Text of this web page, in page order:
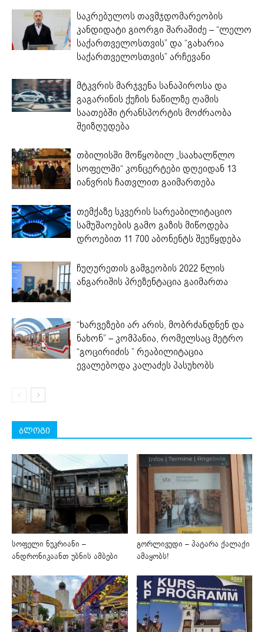
საკრებულოს თავმჯდომარეობის
კანდიდატი გიორგი შარაშიძე – “ლელო
საქართველოსთვის” და “გახარია
საქართველოსთვის” არჩევანი
მტკვრის მარჯვენა სანაპიროსა და
გაგარინის ქუჩის ნაწილზე ღამის
საათებში ტრანსპორტის მოძრაობა
შეიზღუდება
თბილისში მოწყობილ „საახალწლო
სოფელში“ კონცერტები დღეიდან 13
იანვრის ჩათვლით გაიმართება
თემქაზე სკვერის სარეაბილიტაციო
სამუშაოების გამო გაზის მიწოდება
დროებით 11 700 აბონენტს შეუწყდება
ჩუღურეთის გამგეობის 2022 წლის
ანგარიშის პრეზენტაცია გაიმართა
“ხარვეზები არ არის, მობრძანდნენ და
ნახონ” – კომპანია, რომელსაც მეტრო
“გოცირიძის ” რეაბილიტაცია
ევალებოდა კალაძეს პასუხობს
ბლოგი
სოფელი ნუკრიანი –
ანდრონიკაანთ უბნის ამბები
გორლივუდი – პატარა ქალაქი
ამაყობს!